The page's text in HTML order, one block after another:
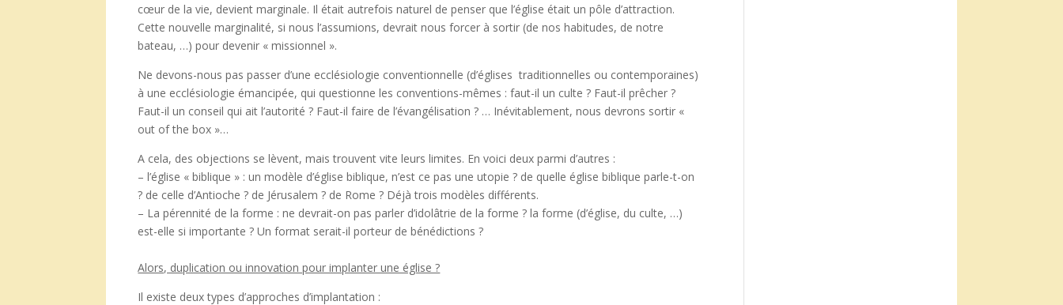
cœur de la vie, devient marginale. Il était autrefois naturel de penser que l’église était un pôle d’attraction.
Cette nouvelle marginalité, si nous l’assumions, devrait nous forcer à sortir (de nos habitudes, de notre
bateau, …) pour devenir « missionnel ».
Ne devons-nous pas passer d’une ecclésiologie conventionnelle (d’églises traditionnelles ou contemporaines)
à une ecclésiologie émancipée, qui questionne les conventions-mêmes : faut-il un culte ? Faut-il prêcher ?
Faut-il un conseil qui ait l’autorité ? Faut-il faire de l’évangélisation ? … Inévitablement, nous devrons sortir «
out of the box »…
A cela, des objections se lèvent, mais trouvent vite leurs limites. En voici deux parmi d’autres :
– l’église « biblique » : un modèle d’église biblique, n’est ce pas une utopie ? de quelle église biblique parle-t-on
? de celle d’Antioche ? de Jérusalem ? de Rome ? Déjà trois modèles différents.
– La pérennité de la forme : ne devrait-on pas parler d’idolâtrie de la forme ? la forme (d’église, du culte, …)
est-elle si importante ? Un format serait-il porteur de bénédictions ?
Alors, duplication ou innovation pour implanter une église ?
Il existe deux types d’approches d’implantation :